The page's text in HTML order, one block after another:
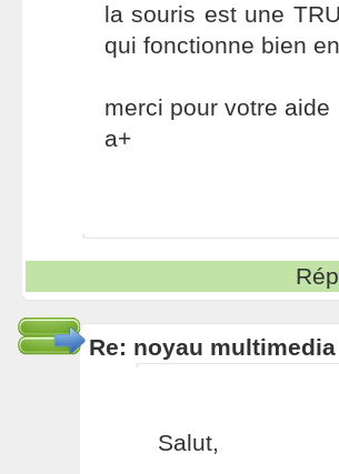
la souris est une
qui fonctionne bien
merci pour votre aide
a+
Re: noyau multimedia
Salut,